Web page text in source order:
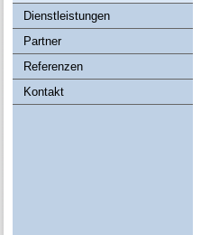
Dienstleistungen
Partner
Referenzen
Kontakt